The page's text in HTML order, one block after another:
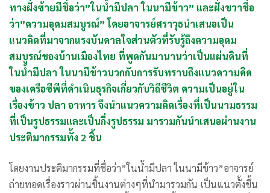
ทางฝั่งซ้ายมีชื่อว่า”ในน้ำมีปลา ในนามีข้าว” และฝั่งขวาชื่อ
ว่า”ความอุดมสมบูรณ์” โดยอาจารย์ศราวุธนำเสนอเป็น
แนวคิดที่มาจากแรงบันดาลใจส่วนตัวที่รับรู้ถึงความอุดม
สมบูรณ์ของบ้านเมืองไทย ที่พูดกันมานานว่าเป็นแผ่นดินที่
ในน้ำมีปลา ในนามีข้าวบวกกับการรับทราบถึงแนวความคิด
ของเครือซีพีที่ดำเนินธุรกิจเกี่ยวกับวิถีชีวิต ความเป็นอยู่ใน
เรื่องข้าว ปลา อาหาร จึงนำแนวความคิดเรื่องที่เป็นนามธรรม
ที่เป็นรูปธรรมและเป็นกึ่งรูปธรรม มารวมกันนำเสนอผ่านงาน
ประติมากรรมทั้ง 2 ชิ้น
โดยงานประติมากรรมที่ชื่อว่า”ในน้ำมีปลา ในนามีข้าว”อาจารย์
ถ่ายทอดเรื่องราวผ่านชิ้นงานต่างๆที่นำมารวมกัน เป็นแนวตั้งขึ้น